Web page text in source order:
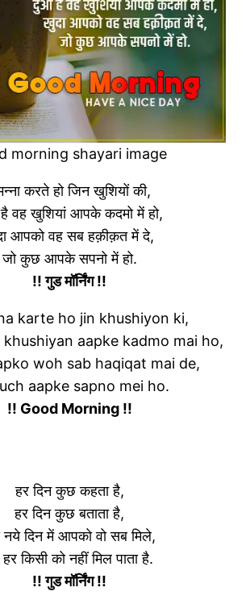
morning shayari image
करते हो जिन खुशियों की,
वह खुशियां आपके कदमो में हो,
आपको वह सब हक़ीक़त में दे,
जो कुछ आपके सपनो में हो.
!! गुड मॉर्निंग !!
karte ho jin khushiyon ki,
aapke kadmo mai ho,
woh sab haqiqat mai de,
aapke sapno mei ho.
!! Good Morning !!
हर दिन कुछ कहता है,
हर दिन कुछ बताता है,
दिन में आपको वो सब मिले,
किसी को नहीं मिल पाता है.
!! गुड मॉर्निंग !!